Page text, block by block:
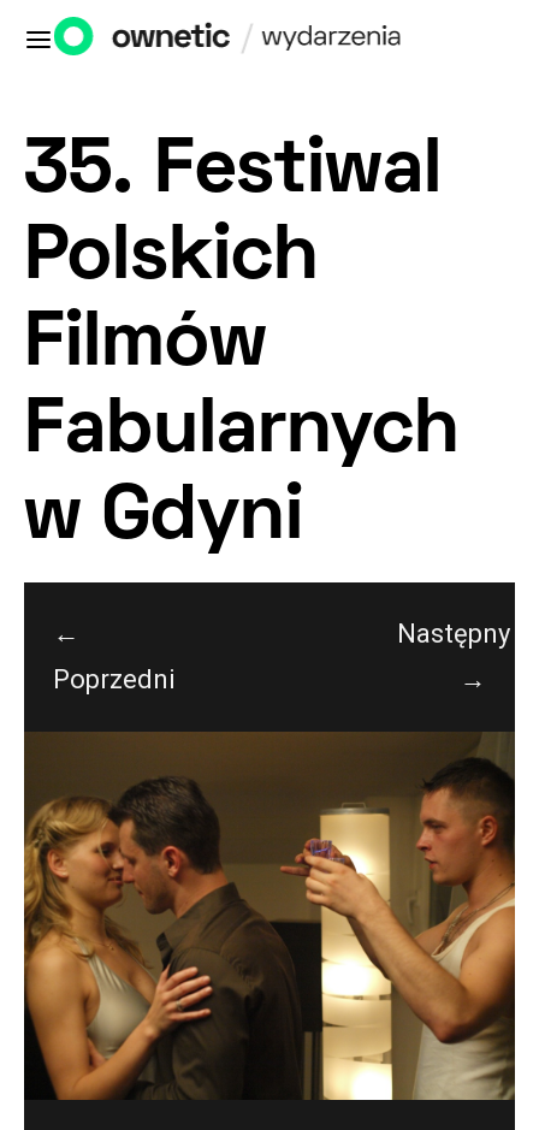
35. Festiwal
Polskich
Filmów
Fabularnych
w Gdyni
←
Poprzedni
Następny
→